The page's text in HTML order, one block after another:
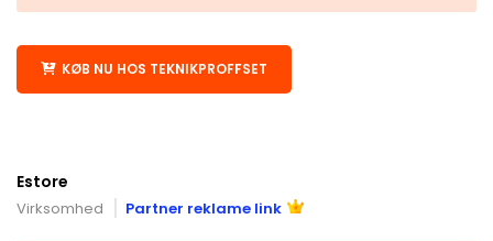
KØB NU HOS TEKNIKPROFFSET
Estore
Virksomhed Partner reklame link